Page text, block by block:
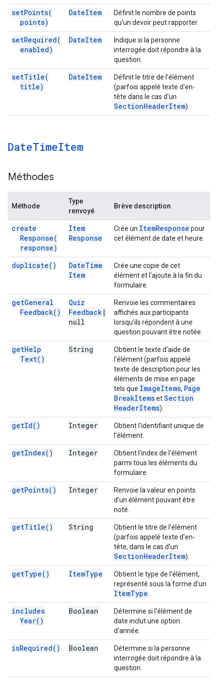
setPoints(
points)
DateItem
Définit le nombre de points
qu'un devoir peut rapporter.
setRequired(
enabled)
DateItem
Indique si la personne
interrogée doit répondre à la
question.
setTitle(
title)
DateItem
Définit le titre de l'élément
(parfois appelé texte d'en-
tête dans le cas d'un
SectionHeaderItem).
DateTimeItem
Méthodes
Méthode
Type
renvoyé
Brève description
create
Response(
response)
Item
Response
Crée un ItemResponse pour
cet élément de date et heure.
duplicate( ) DateTime
Item
Crée une copie de cet
élément et l'ajoute à la fin du
formulaire.
getGeneral
Feedback( )
Quiz
Feedback |
null
Renvoie les commentaires
affichés aux participants
lorsqu'ils répondent à une
question pouvant être notée.
getHelp
Text( )
String
Obtient le texte d'aide de
l'élément (parfois appelé
texte de description pour les
éléments de mise en page
tels que ImageItems, Page
BreakItemsetSection
HeaderItems).
getId( ) Integer
Obtient l'identifiant unique de
l'élément.
getIndex( ) Integer
Obtient l'index de l'élément
parmi tous les éléments du
formulaire.
getPoints( ) Integer
Renvoie la valeur en points
d'un élément pouvant être
noté.
getTitle( ) String
Obtient le titre de l'élément
(parfois appelé texte d'en-
tête, dans le cas d'un
SectionHeaderItem).
getType( ) ItemType
Obtient le type de l'élément,
représenté sous la forme d'un
ItemType
includes
Year( )
Boolean
Détermine si l'élément de
date inclut une option
d'année.
isRequired( ) Boolean
Détermine si la personne
interrogée doit répondre à la
question.